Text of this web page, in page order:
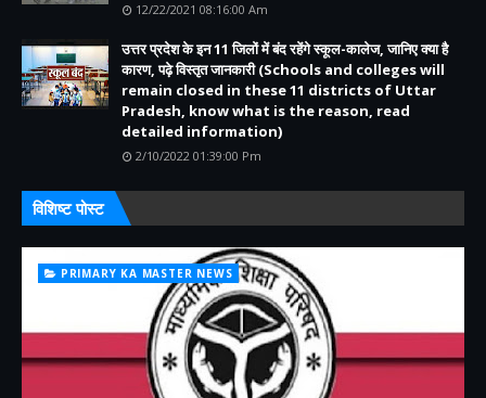
12/22/2021 08:16:00 Am
उत्तर प्रदेश के इन 11 जिलों में बंद रहेंगे स्कूल-कालेज, जानिए क्या है
कारण, पढ़े विस्तृत जानकारी (Schools and colleges will
remain closed in these 11 districts of Uttar
Pradesh, know what is the reason, read
detailed information)
2/10/2022 01:39:00 Pm
विशिष्ट पोस्ट
PRIMARY KA MASTER NEWS